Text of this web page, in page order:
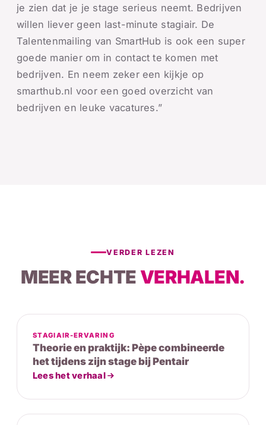
je zien dat je je stage serieus neemt. Bedrijven
willen liever geen last-minute stagiair. De
Talentenmailing van SmartHub is ook een super
goede manier om in contact te komen met
bedrijven. En neem zeker een kijkje op
smarthub.nl voor een goed overzicht van
bedrijven en leuke vacatures.”
VERDER LEZEN
MEER ECHTEVERHALEN.
STAGIAIR-ERVARING
Theorie en praktijk: Pèpe combineerde
het tijdens zijn stage bij Pentair
Lees het verhaal